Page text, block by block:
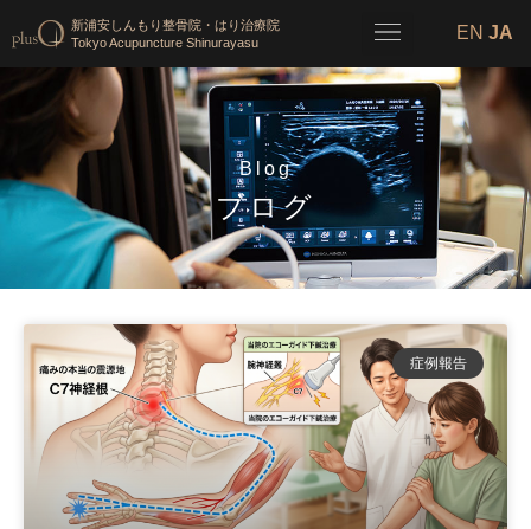
新浦安しんもり整骨院・はり治療院
Tokyo Acupuncture Shinurayasu
Blog
ブログ
症例報告
EN JA